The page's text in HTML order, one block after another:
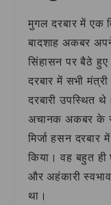
मुगल दरबार में एक
बादशाह अकबर
सिंहासन पर बैठे
दरबार में सभी
दरबारी उपस्थित थे।
अचानक अकबर के
मिर्जा हसन दरबार
किया। वह बहुत ही
और अहंकारी
था।